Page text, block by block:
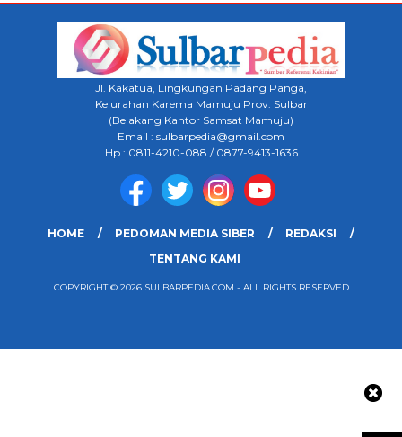
Jl. Kakatua, Lingkungan Padang Panga,
Kelurahan Karema Mamuju Prov. Sulbar
(Belakang Kantor Samsat Mamuju)
Email : sulbarpedia@gmail.com
Hp : 0811-4210-088 / 0877-9413-1636
HOME PEDOMAN MEDIA SIBER
REDAKSI
TENTANG KAMI
COPYRIGHT © 2026 SULBARPEDIA.COM - ALL RIGHTS RESERVED